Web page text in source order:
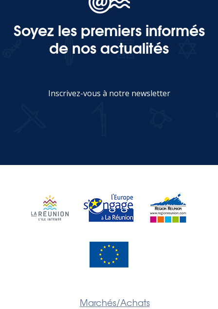
Soyez les premiers informés
de nos actualités
Inscrivez-vous à notre newsletter
Marchés/Achats